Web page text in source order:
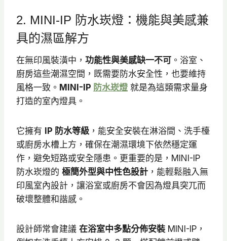
N
5
9
5
T
$
6
2
0
2. MINI-IP 防水崁燈：機能與美感兼
具的濕區解方
在無印風裝潢中， 功能性與美感缺一不可 。浴室、
廚房這些潮濕空間，既需要防水安全性，也要維持
風格一致。 MINI-IP 防水崁燈 就是為這類需求量身
打造的室內燈具。
它擁有 IP 防水等級 ，能安全安裝在淋浴間、洗手檯
或廚房水槽上方，確保在潮濕環境下依然穩定運
作，避免短路或安全隱患。更重要的是，MINI-IP
防水崁燈的 極簡外型與中性色設計 ，能輕鬆融入無
印風室內設計，讓浴室或廚房不會因為燈具突兀而
破壞整體和諧感。
設計師常會建議 在浴室中多點分佈安裝 MINI-IP，